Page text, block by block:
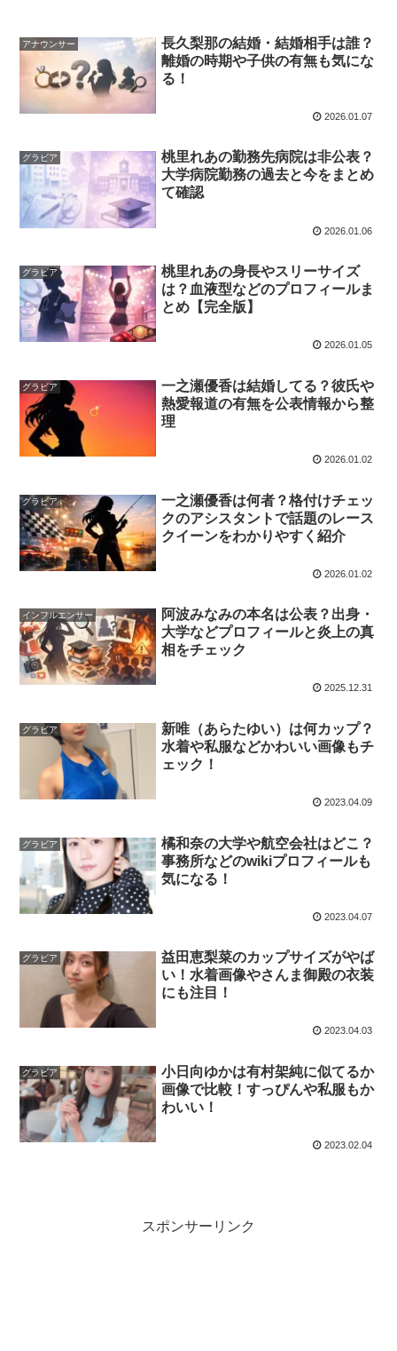
アナウンサー
長久梨那の結婚・結婚相手は誰？
離婚の時期や子供の有無も気にな
る！
2026.01.07
グラビア
桃里れあの勤務先病院は非公表？
大学病院勤務の過去と今をまとめ
て確認
2026.01.06
グラビア
桃里れあの身長やスリーサイズ
は？血液型などのプロフィールま
とめ【完全版】
2026.01.05
グラビア
一之瀬優香は結婚してる？彼氏や
熱愛報道の有無を公表情報から整
理
2026.01.02
グラビア
一之瀬優香は何者？格付けチェッ
クのアシスタントで話題のレース
クイーンをわかりやすく紹介
2026.01.02
インフルエンサー
阿波みなみの本名は公表？出身・
大学などプロフィールと炎上の真
相をチェック
2025.12.31
グラビア
新唯（あらたゆい）は何カップ？
水着や私服などかわいい画像もチ
ェック！
2023.04.09
グラビア
橘和奈の大学や航空会社はどこ？
事務所などのwikiプロフィールも
気になる！
2023.04.07
グラビア
益田恵梨菜のカップサイズがやば
い！水着画像やさんま御殿の衣装
にも注目！
2023.04.03
グラビア
小日向ゆかは有村架純に似てるか
画像で比較！すっぴんや私服もか
わいい！
2023.02.04
スポンサーリンク